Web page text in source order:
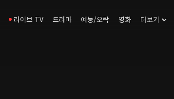
라이브 TV 드라마 예능/오락 영화 더보기